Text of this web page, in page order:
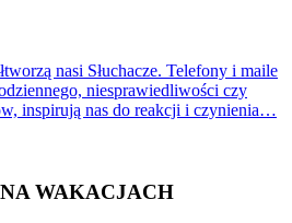
nasi Słuchacze. Telefony i maile
niesprawiedliwości czy
inspirują nas do reakcji i czynienia…
WAKACJACH